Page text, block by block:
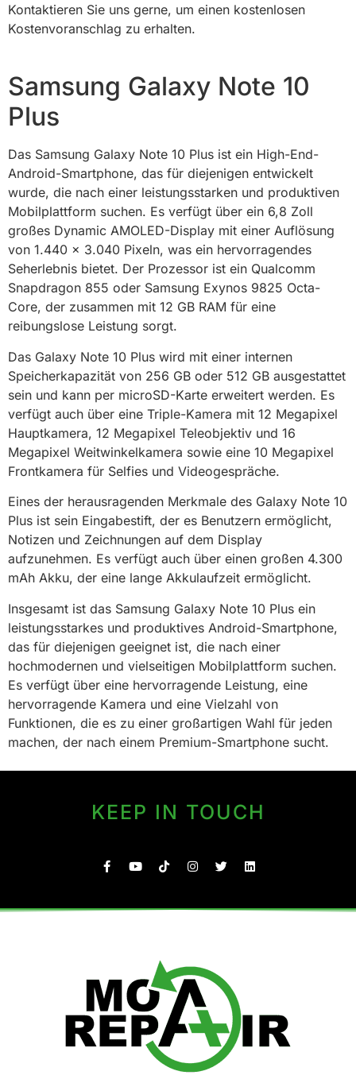
Kontaktieren Sie uns gerne, um einen kostenlosen
Kostenvoranschlag zu erhalten.
Samsung Galaxy Note 10
Plus
Das Samsung Galaxy Note 10 Plus ist ein High-End-
Android-Smartphone, das für diejenigen entwickelt
wurde, die nach einer leistungsstarken und produktiven
Mobilplattform suchen. Es verfügt über ein 6,8 Zoll
großes Dynamic AMOLED-Display mit einer Auflösung
von 1.440 x 3.040 Pixeln, was ein hervorragendes
Seherlebnis bietet. Der Prozessor ist ein Qualcomm
Snapdragon 855 oder Samsung Exynos 9825 Octa-
Core, der zusammen mit 12 GB RAM für eine
reibungslose Leistung sorgt.
Das Galaxy Note 10 Plus wird mit einer internen
Speicherkapazität von 256 GB oder 512 GB ausgestattet
sein und kann per microSD-Karte erweitert werden. Es
verfügt auch über eine Triple-Kamera mit 12 Megapixel
Hauptkamera, 12 Megapixel Teleobjektiv und 16
Megapixel Weitwinkelkamera sowie eine 10 Megapixel
Frontkamera für Selfies und Videogespräche.
Eines der herausragenden Merkmale des Galaxy Note 10
Plus ist sein Eingabestift, der es Benutzern ermöglicht,
Notizen und Zeichnungen auf dem Display
aufzunehmen. Es verfügt auch über einen großen 4.300
mAh Akku, der eine lange Akkulaufzeit ermöglicht.
Insgesamt ist das Samsung Galaxy Note 10 Plus ein
leistungsstarkes und produktives Android-Smartphone,
das für diejenigen geeignet ist, die nach einer
hochmodernen und vielseitigen Mobilplattform suchen.
Es verfügt über eine hervorragende Leistung, eine
hervorragende Kamera und eine Vielzahl von
Funktionen, die es zu einer großartigen Wahl für jeden
machen, der nach einem Premium-Smartphone sucht.
KEEP IN TOUCH